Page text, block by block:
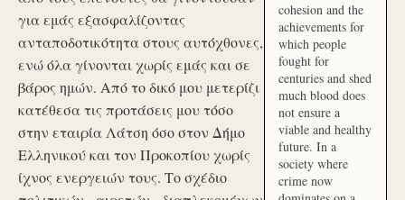
για εμάς εξασφαλίζοντας
ανταποδοτικότητα στους αυτόχθονες,
ενώ όλα γίνονται χωρίς εμάς και σε
βάρος ημών. Από το δικό μου μετερίζι
κατέθεσα τις προτάσεις μου τόσο
στην εταιρία Λάτση όσο στον Δήμο
Ελληνικού και τον Προκοπίου χωρίς
ίχνος ενεργειών τους. Το σχέδιο
cohesion and the
achievements for
which people
fought for
centuries and shed
much blood does
not ensure a
viable and healthy
future. In a
society where
crime now